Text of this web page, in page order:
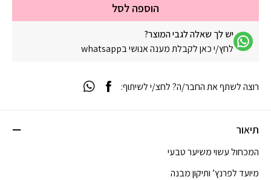
הוספה לסל
יש לך שאלה לגבי המוצר?
לחץ/י כאן לקבלת מענה אנושי בwhatsapp
תיאור
המכחול עשוי משיער טבעי
מיועד לפרנץ’ ותיקון מבנה
רוצה לשתף את החבר/ה? לחצ/י לשיתוף: